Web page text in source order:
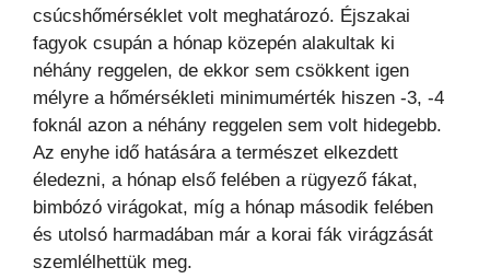
csúcshőmérséklet volt meghatározó. Éjszakai
fagyok csupán a hónap közepén alakultak ki
néhány reggelen, de ekkor sem csökkent igen
mélyre a hőmérsékleti minimumérték hiszen -3, -4
foknál azon a néhány reggelen sem volt hidegebb.
Az enyhe idő hatására a természet elkezdett
éledezni, a hónap első felében a rügyező fákat,
bimbózó virágokat, míg a hónap második felében
és utolsó harmadában már a korai fák virágzását
szemlélhettük meg.